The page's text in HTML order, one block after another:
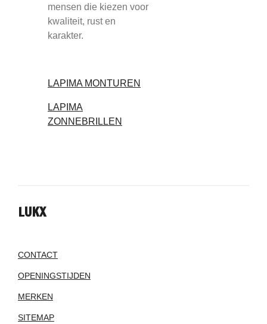
mensen die kiezen voor
kwaliteit, rust en
karakter.
LAPIMA MONTUREN
LAPIMA
ZONNEBRILLEN
LUKX
CONTACT
OPENINGSTIJDEN
MERKEN
SITEMAP